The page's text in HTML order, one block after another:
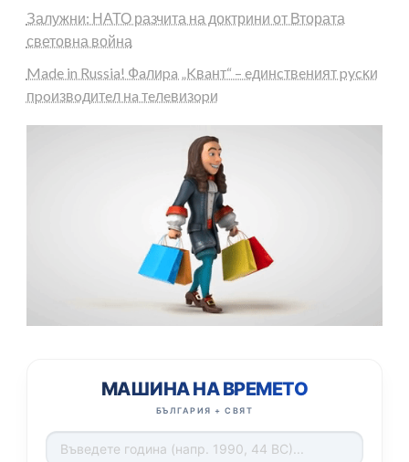
Залужни: НАТО разчита на доктрини от Втората
световна война
Made in Russia! Фaлиpa „Kвaнт“ – eдинcтвeният pycĸи
пpoизвoдитeл нa тeлeвизopи
МАШИНА НА ВРЕМЕТО
БЪЛГАРИЯ + СВЯТ